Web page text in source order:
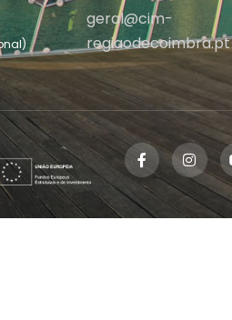
geral@cim-
regiaodecoimbra.pt